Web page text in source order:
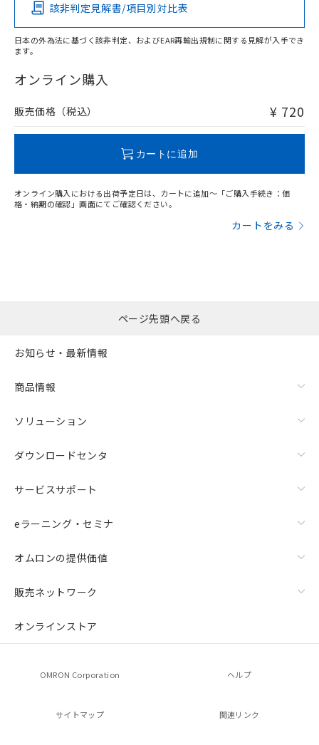
O
在庫等で未対応品が混在する可能性があります。
問い合わせください。
該非判定見解書/項目別対比表
日本の外為法に基づく該非判定、およびEAR再輸出規制に関する見解が入手でき
ます。
オンライン購入
販売価格（税込） ¥ 720
カートに追加
オンライン購入における出荷予定日は、カートに追加～「ご購入手続き：価
格・納期の確認」画面にてご確認ください。
カートをみる
ページ先頭へ戻る
お知らせ・最新情報
商品情報
ソリューション
ダウンロードセンタ
サービスサポート
eラーニング・セミナ
オムロンの提供価値
販売ネットワーク
オンラインストア
OMRON Corporation ヘルプ
サイトマップ 関連リンク